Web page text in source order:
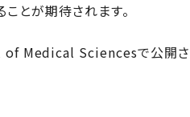
とが期待されます。
Medical Sciencesで公開さ